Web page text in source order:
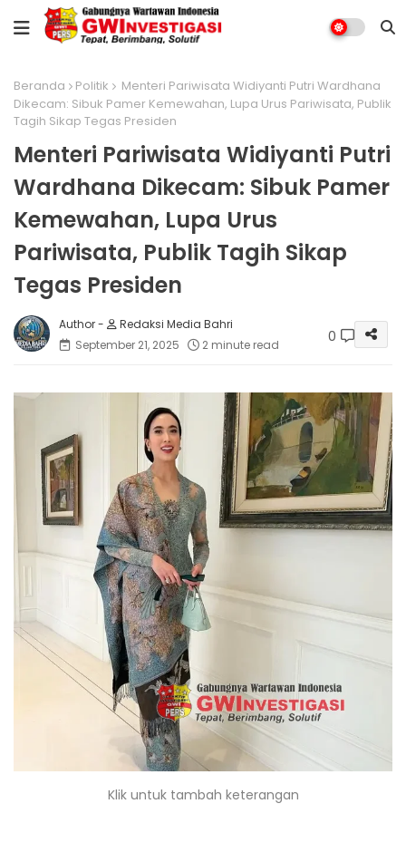
Beranda Politik
Menteri Pariwisata Widiyanti Putri Wardhana
Dikecam: Sibuk Pamer Kemewahan, Lupa Urus Pariwisata, Publik
Tagih Sikap Tegas Presiden
Menteri Pariwisata Widiyanti Putri
Wardhana Dikecam: Sibuk Pamer
Kemewahan, Lupa Urus
Pariwisata, Publik Tagih Sikap
Tegas Presiden
Redaksi Media Bahri
September 21, 2025
2 minute read 0
Klik untuk tambah keterangan